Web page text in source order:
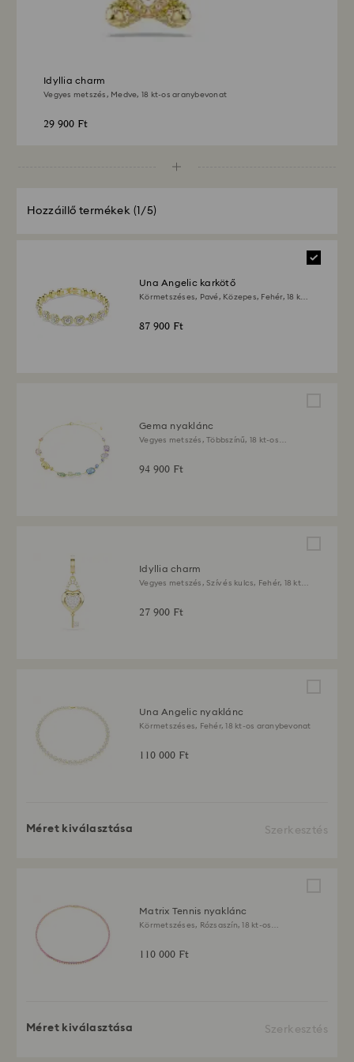
Idyllia charm
Vegyes metszés, Medve, 18 kt-os aranybevonat
29 900 Ft
Hozzáillő termékek (1/5)
Una Angelic karkötő
Körmetszéses, Pavé, Közepes, Fehér, 18 kt-
87 900 Ft
Gema nyaklánc
Vegyes metszés, Többszínű, 18 kt-os
94 900 Ft
Idyllia charm
Vegyes metszés, Szív és kulcs, Fehér, 18 kt-
27 900 Ft
Una Angelic nyaklánc
Körmetszéses, Fehér, 18 kt-os aranybevonat
110 000 Ft
Méret kiválasztása Szerkesztés
Matrix Tennis nyaklánc
Körmetszéses, Rózsaszín, 18 kt-os
110 000 Ft
Méret kiválasztása Szerkesztés